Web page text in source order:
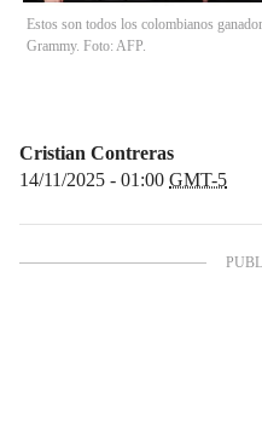
Estos son todos los colombianos
Grammy. Foto: AFP.
Cristian Contreras
14/11/2025 - 01:00 GMT-5